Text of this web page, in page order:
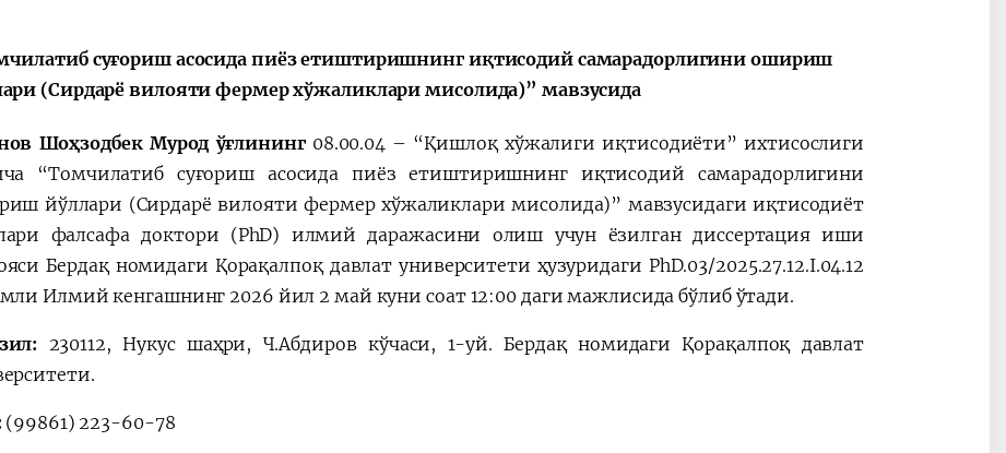
Yaponiya hamkorligi
Pokiston hamkorligi
суғориш асосида пиёз етиштиришнинг иқтисодий самарадорлигини ошириш
(Сирдарё вилояти фермер хўжаликлари мисолида)” мавзусида
Шоҳзодбек Мурод ўғлининг 08.00.04 – “Қишлоқ хўжалиги иқтисодиёти” ихтисослиги
“Томчилатиб суғориш асосида пиёз етиштиришнинг иқтисодий самарадорлигини
йўллари (Сирдарё вилояти фермер хўжаликлари мисолида)” мавзусидаги иқтисодиёт
фалсафа доктори (PhD) илмий даражасини олиш учун ёзилган диссертация иши
Бердақ номидаги Қорақалпоқ давлат университети ҳузуридаги PhD.03/2025.27.12.I.04.12
Илмий кенгашнинг 2026 йил 2 май куни соат 12:00 даги мажлисида бўлиб ўтади.
230112, Нукус шаҳри, Ч.Aбдиров кўчаси, 1-уй. Бердақ номидаги Қорақалпоқ давлат
(99861) 223-60-78